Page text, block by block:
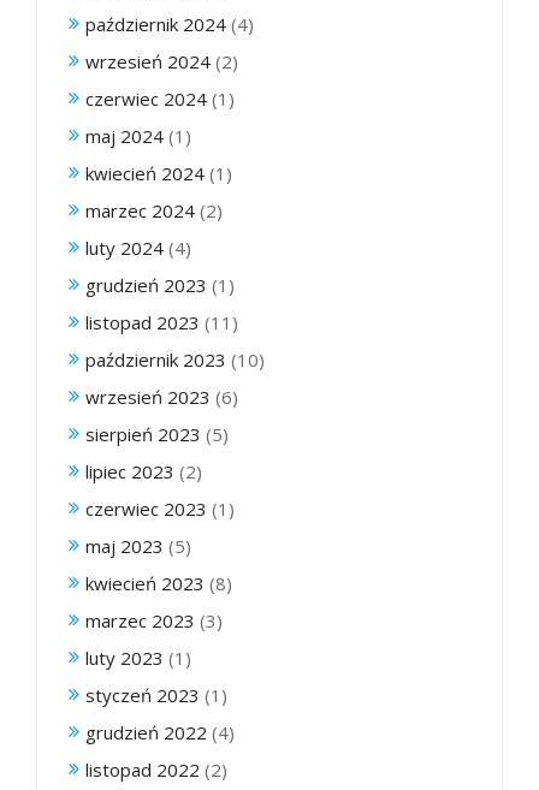
październik 2024 (4)
wrzesień 2024 (2)
czerwiec 2024 (1)
maj 2024 (1)
kwiecień 2024 (1)
marzec 2024 (2)
luty 2024 (4)
grudzień 2023 (1)
listopad 2023 (11)
październik 2023 (10)
wrzesień 2023 (6)
sierpień 2023 (5)
lipiec 2023 (2)
czerwiec 2023 (1)
maj 2023 (5)
kwiecień 2023 (8)
marzec 2023 (3)
luty 2023 (1)
styczeń 2023 (1)
grudzień 2022 (4)
listopad 2022 (2)